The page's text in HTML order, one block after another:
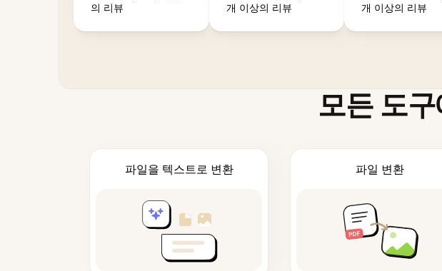
의 리뷰
개 이상의 리뷰
개 이상의 리뷰
모든 도
파일을 텍스트로 변환 파일 변환